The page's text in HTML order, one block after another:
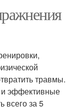
травмы.
и эффективные
всего за 5